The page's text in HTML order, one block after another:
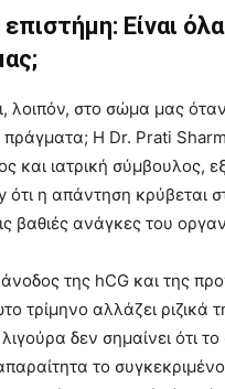
επιστήμη: Είναι
λοιπόν, στο σώμα μας
πράγματα; Η Dr. Prati
και ιατρική σύμβουλος,
η απάντηση κρύβεται
βαθιές ανάγκες του
της hCG και της
τρίμηνο αλλάζει ριζικά
δεν σημαίνει ότι
το